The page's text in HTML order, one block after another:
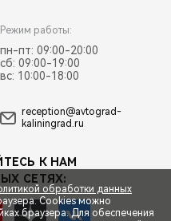
Режим работы:
пн-пт: 09:00-20:00
сб: 09:00-19:00
вс: 10:00-18:00
reception@avtograd-
kaliningrad.ru
К НАМ
СЕТЯХ:
обработки данных
Cookies можно
браузера. Для обеспечения